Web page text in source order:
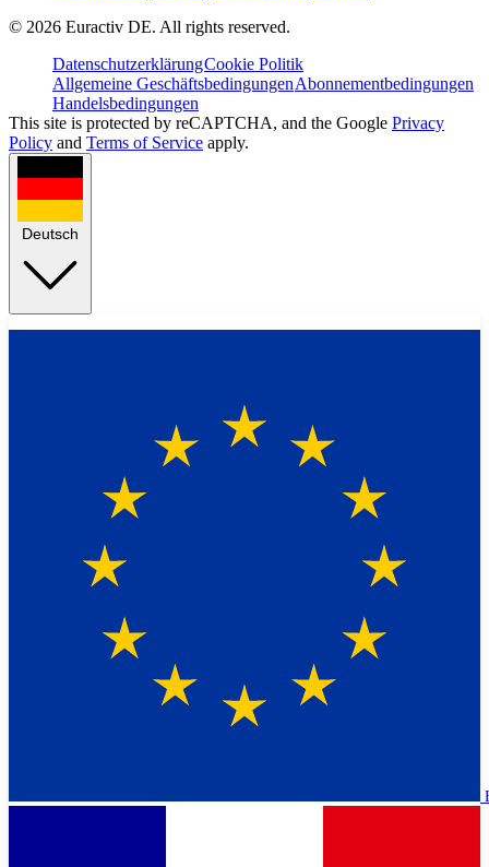
© 2026 Euractiv DE. All rights reserved.
DatenschutzerklärungCookie Politik
Allgemeine GeschäftsbedingungenAbonnementbedingungen
Handelsbedingungen
This site is protected by reCAPTCHA, and the Google Privacy
Policy and Terms of Service apply.
Deutsch